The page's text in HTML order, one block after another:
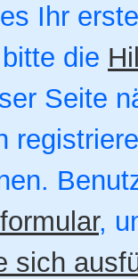
Ihr
die
Seite
,
sich